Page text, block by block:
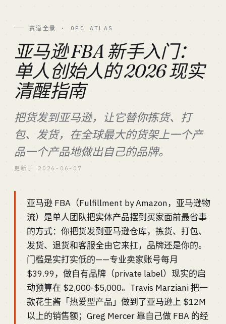
赛道全景 · OPC ATLAS
亚马逊 FBA 新手入门：
单人创始人的 2026 现实
清醒指南
把货发到亚马逊，让它替你拣货、打
包、发货，在全球最大的货架上一个产
品一个产品地做出自己的品牌。
更新于 2026-06-07
亚马逊 FBA（Fulfillment by Amazon，亚马逊物
流）是单人团队把实体产品摆到买家面前最省事
的方式：你把货发到亚马逊仓库，拣货、打包、
发货、退货和客服全由它来扛，品牌还是你的。
门槛是实打实低的——专业卖家账号每月
$39.99，做自有品牌（private label）现实的启
动预算在 $2,000-$5,000。Travis Marziani 把一
款花生酱「热爱型产品」做到了亚马逊上 $12M
以上的销售额；Greg Mercer 靠自己做 FBA 的经